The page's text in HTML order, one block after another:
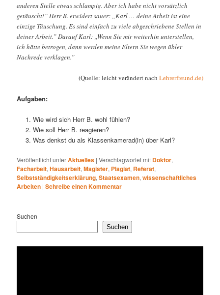
anderen Stelle etwas schlampig. Aber ich habe nicht vorsätzlich
getäuscht!” Herr B. erwidert sauer: „Karl … deine Arbeit ist eine
einzige Täuschung. Es sind einfach zu viele abgeschriebene Stellen in
deiner Arbeit.” Darauf Karl: „Wenn Sie mir weiterhin unterstellen,
ich hätte betrogen, dann werden meine Eltern Sie wegen übler
Nachrede verklagen.”
(Quelle: leicht verändert nach Lehrerfreund.de)
Aufgaben:
Wie wird sich Herr B. wohl fühlen?
Wie soll Herr B. reagieren?
Was denkst du als Klassenkamerad(in) über Karl?
Veröffentlicht unterAktuelles |Verschlagwortet mit Doktor,
Facharbeit,Hausarbeit,Magister, Plagiat, Referat,
Selbstständigkeitserklärung,Staatsexamen,wissenschaftliches
Arbeiten |Schreibe einen Kommentar
Suchen
Suchen